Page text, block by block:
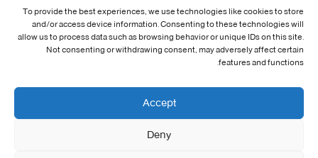
To provide the best experiences, we use technologies like cookies to store
and/or access device information. Consenting to these technologies will
allow us to process data such as browsing behavior or unique IDs on this site.
Not consenting or withdrawing consent, may adversely affect certain
features and functions.
Accept
Deny
معلومات الاتصال
Address:
جامعة العربي التبسي طريق قسنطينة - تبسة